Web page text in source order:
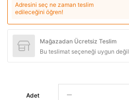
Adresini seç ne zaman teslim
edileceğini öğren!
Mağazadan Ücretsiz Teslim
Bu teslimat seçeneği uygun değil
Adet